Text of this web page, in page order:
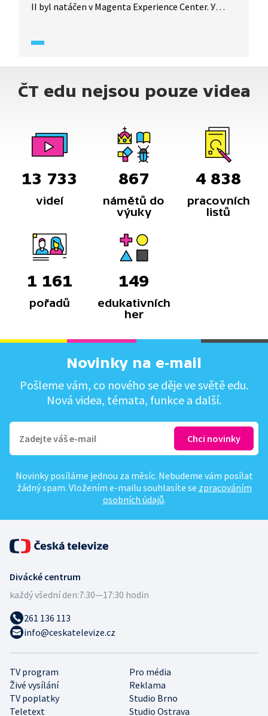
II byl natáčen v Magenta Experience Center. У
математики» знімали у Magenta Experience
ČT edu nejsou pouze videa
13 733
videí
867
námětů do
výuky
4 838
pracovních
listů
1 161
pořadů
149
edukativních
her
Novinky na e-mail
Pošleme vám, co nového se děje ve světě edu.
Nová videa, témata, funkce a další.
Novinky posíláme jednou za měsíc. Nebudeme vám posílat
žádný spam. Vložením e-mailu souhlasíte se zpracováním
osobních údajů.